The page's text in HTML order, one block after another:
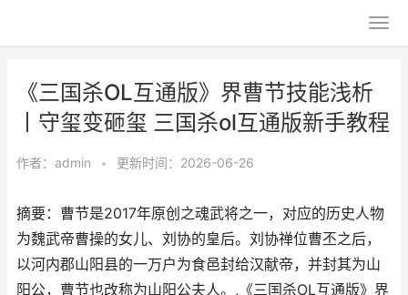
《三国杀OL互通版》界曹节技能浅析
丨守玺变砸玺 三国杀ol互通版新手教程
作者： admin • 更新时间：2026-06-26
摘要：曹节是2017年原创之魂武将之一，对应的历史人物
为魏武帝曹操的女儿、刘协的皇后。刘协禅位曹丕之后，
以河内郡山阳县的一万户为食邑封给汉献帝，并封其为山
阳公，曹节也改称为山阳公夫人。,《三国杀OL互通版》界